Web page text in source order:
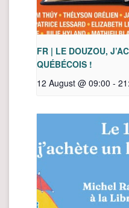
FR | LE DOUZOU,
QUÉBÉCOIS !
12 August @ 09:00 -